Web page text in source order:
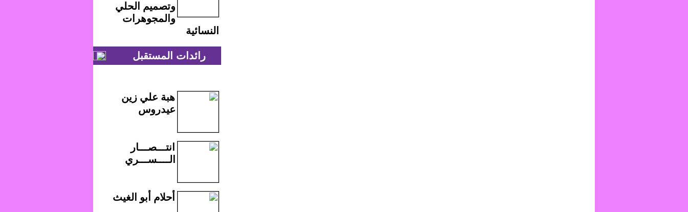
وتصميم الحلي
والمجوهرات
النسائية
رائدات المستقبل
هبة علي زين
عيدروس
انتـــصـــار
الــــســـري
أحلام أبو الغيث